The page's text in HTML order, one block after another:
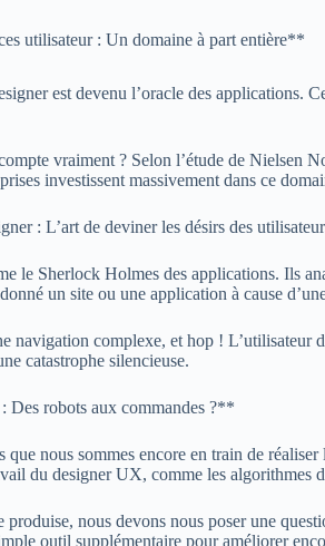
utilisateur : Un domaine à part entière**
est devenu l’oracle des applications.
vraiment ? Selon l’étude de Nielsen
investissent massivement dans ce
: L’art de deviner les désirs des
le Sherlock Holmes des applications. Ils
un site ou une application à cause
navigation complexe, et hop ! L’utilisateur
catastrophe silencieuse.
robots aux commandes ?**
nous sommes encore en train de
du designer UX, comme les algorithmes
produise, nous devons nous poser une
outil supplémentaire pour améliorer